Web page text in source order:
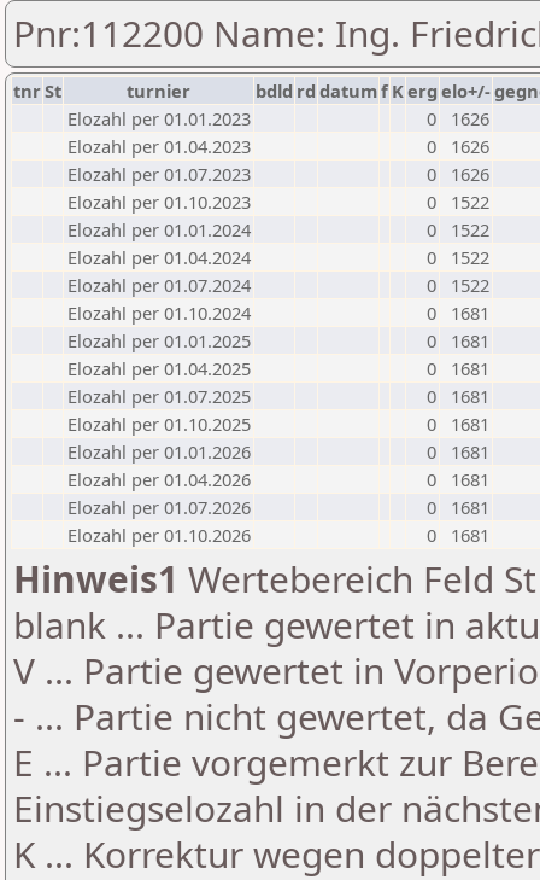
Pnr:112200 Name: Ing.
tnrSt turnier bdld rd datumf Kerg elo+/-
Elozahl per 01.01.2023
0
1626
Elozahl per 01.04.2023
0
1626
Elozahl per 01.07.2023
0
1626
Elozahl per 01.10.2023
0
1522
Elozahl per 01.01.2024
0
1522
Elozahl per 01.04.2024
0
1522
Elozahl per 01.07.2024
0
1522
Elozahl per 01.10.2024
0
1681
Elozahl per 01.01.2025
0
1681
Elozahl per 01.04.2025
0
1681
Elozahl per 01.07.2025
0
1681
Elozahl per 01.10.2025
0
1681
Elozahl per 01.01.2026
0
1681
Elozahl per 01.04.2026
0
1681
Elozahl per 01.07.2026
0
1681
Elozahl per 01.10.2026
0 1681
Hinweis1 Wertebereich Feld
blank ... Partie gewertet in
V ... Partie gewertet in
- ... Partie nicht gewertet, da
E ... Partie vorgemerkt zur
Einstiegselozahl in der
K ... Korrektur wegen